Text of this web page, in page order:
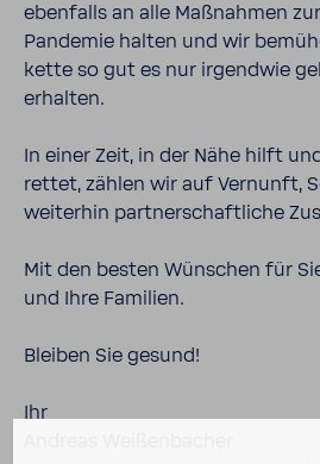
eben­falls an alle Maßnahmen
Pandemie halten und wir
kette so gut es nur irgendwie
erhalten.
In einer Zeit, in der Nähe hilft
rettet, zählen wir auf Vernunft,
weiterhin part­ner­schaft­liche
Mit den besten Wünschen für
und Ihre Fami­lien.
Bleiben Sie gesund!
Ihr